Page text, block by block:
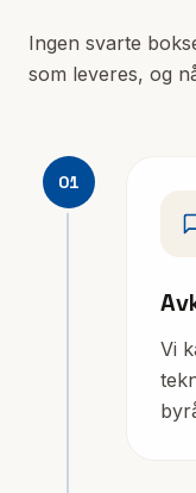
Ingen svarte
som leveres, og
01
Vi